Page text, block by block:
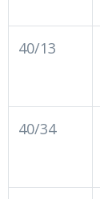
40/13
40/34